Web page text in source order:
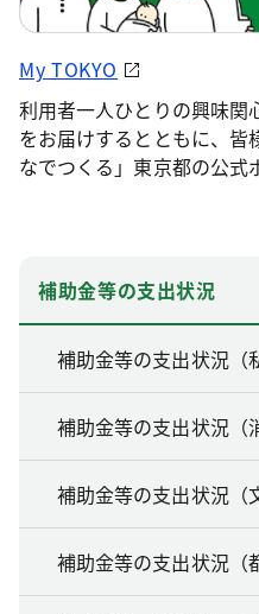
My TOKYO
利用者一人ひとりの興味関
をお届けするとともに、皆
なでつくる」東京都の公式
補助金等の支出状況
補助金等の支出状況（
補助金等の支出状況（
補助金等の支出状況（
補助金等の支出状況（